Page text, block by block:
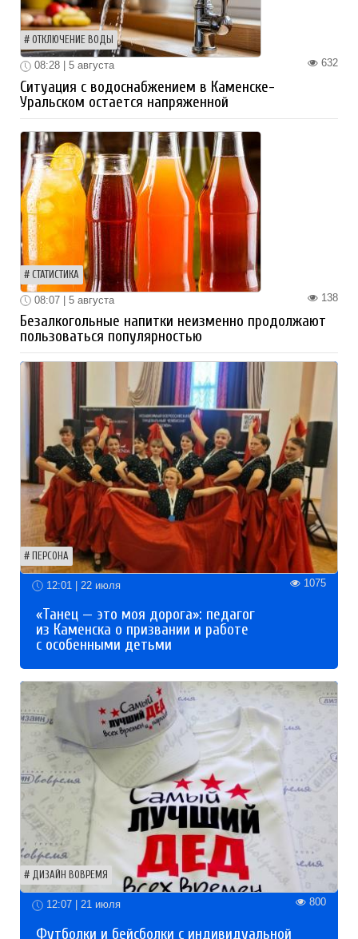
ОТКЛЮЧЕНИЕ ВОДЫ
632
08:28 | 5 августа
Ситуация с водоснабжением в Каменске-
Уральском остается напряженной
СТАТИСТИКА
138
08:07 | 5 августа
Безалкогольные напитки неизменно продолжают
пользоваться популярностью
ПЕРСОНА
12:01 | 22 июля 1075
«Танец — это моя дорога»: педагог
из Каменска о призвании и работе
с особенными детьми
ДИЗАЙН ВОВРЕМЯ
12:07 | 21 июля 800
Футболки и бейсболки с индивидуальной